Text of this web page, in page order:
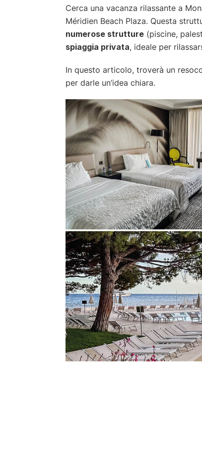
Cerca una vacanza rilassante a
Méridien Beach Plaza. Questa
numerose strutture (piscine,
spiaggia privata, ideale per
In questo articolo, troverà un
per darle un’idea chiara.